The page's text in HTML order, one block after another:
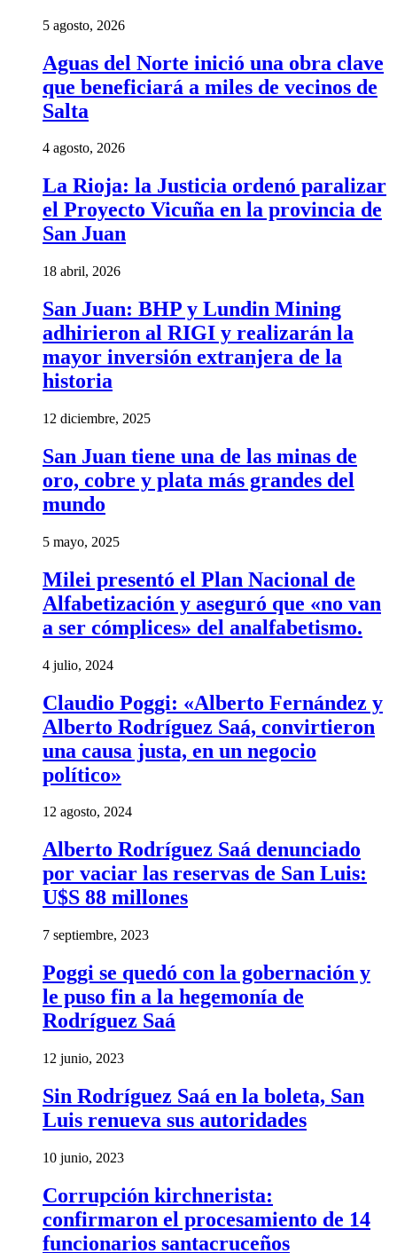
5 agosto, 2026
Aguas del Norte inició una obra clave
que beneficiará a miles de vecinos de
Salta
4 agosto, 2026
La Rioja: la Justicia ordenó paralizar
el Proyecto Vicuña en la provincia de
San Juan
18 abril, 2026
San Juan: BHP y Lundin Mining
adhirieron al RIGI y realizarán la
mayor inversión extranjera de la
historia
12 diciembre, 2025
San Juan tiene una de las minas de
oro, cobre y plata más grandes del
mundo
5 mayo, 2025
Milei presentó el Plan Nacional de
Alfabetización y aseguró que «no van
a ser cómplices» del analfabetismo.
4 julio, 2024
Claudio Poggi: «Alberto Fernández y
Alberto Rodríguez Saá, convirtieron
una causa justa, en un negocio
político»
12 agosto, 2024
Alberto Rodríguez Saá denunciado
por vaciar las reservas de San Luis:
U$S 88 millones
7 septiembre, 2023
Poggi se quedó con la gobernación y
le puso fin a la hegemonía de
Rodríguez Saá
12 junio, 2023
Sin Rodríguez Saá en la boleta, San
Luis renueva sus autoridades
10 junio, 2023
Corrupción kirchnerista:
confirmaron el procesamiento de 14
funcionarios santacruceños